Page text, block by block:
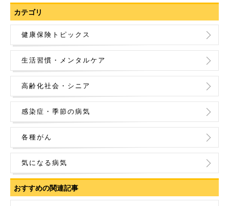
カテゴリ
健康保険トピックス
生活習慣・メンタルケア
高齢化社会・シニア
感染症・季節の病気
各種がん
気になる病気
おすすめの関連記事